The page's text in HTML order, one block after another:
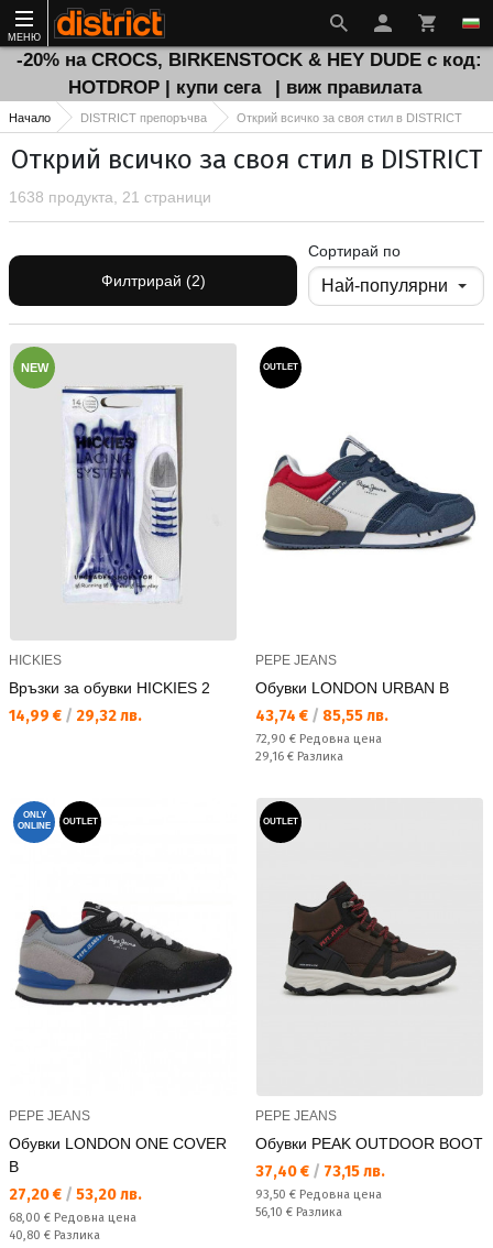
МЕНЮ
-20% на CROCS, BIRKENSTOCK & HEY DUDE с код:
HOTDROP | купи сега
| виж правилата
Начало DISTRICT препоръчва Открий всичко за своя стил в DISTRICT
Открий всичко за своя стил в DISTRICT
1638 продукта, 21 страници
Филтрирай (2)
Сортирай по
NEW
HICKIES
Връзки за обувки HICKIES 2
Текуща цена:
14,99 € / 29,32 лв.
OUTLET
PEPE JEANS
Обувки LONDON URBAN B
Текуща цена:
43,74 € / 85,55 лв.
Редовна цена:
72,90 € Редовна цена
Спестявате:
29,16 € Разлика
ONLY
ONLINE
OUTLET
PEPE JEANS
Обувки LONDON ONE COVER
B
Текуща цена:
27,20 € / 53,20 лв.
Редовна цена:
68,00 € Редовна цена
Спестявате:
40,80 € Разлика
OUTLET
PEPE JEANS
Обувки PEAK OUTDOOR BOOT
Текуща цена:
37,40 € / 73,15 лв.
Редовна цена:
93,50 € Редовна цена
Спестявате:
56,10 € Разлика